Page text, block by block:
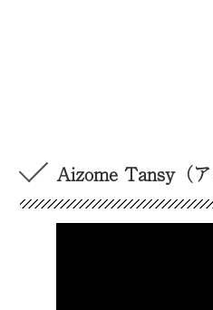
Aizome Tansy（ア